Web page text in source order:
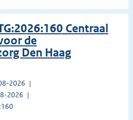
Centraal
de
Den Haag
2026
2026